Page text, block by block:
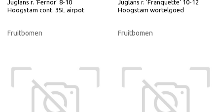
Juglans r. 'Fernor' 8-10
Hoogstam cont. 35L airpot
Fruitbomen
Juglans r. 'Franquette' 10-12
Hoogstam wortelgoed
Fruitbomen